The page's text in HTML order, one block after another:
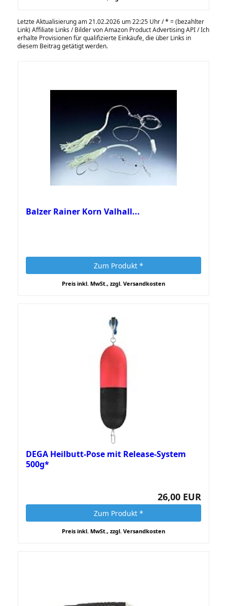
Letzte Aktualisierung am 21.02.2026 um 22:25 Uhr /* = (bezahlter
Link) Affiliate Links / Bilder von Amazon Product Advertising API / Ich
erhalte Provisionen für qualifizierte Einkäufe, die über Links in
diesem Beitrag getätigt werden.
Balzer Rainer Korn Valhall...
Zum Produkt *
Preis inkl. MwSt., zzgl. Versandkosten
DEGA Heilbutt-Pose mit Release-System
500g*
26,00 EUR
Zum Produkt *
Preis inkl. MwSt., zzgl. Versandkosten